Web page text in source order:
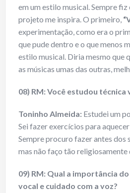
em um estilo musical. Sempre fiz
projeto me inspira. O primeiro,
experimentação, como era o
que pude dentro e o que menos
estilo musical. Diria mesmo que
as músicas umas das outras,
08) RM: Você estudou técnica
Toninho Almeida: Estudei um
Sei fazer exercícios para
Sempre procuro fazer antes dos
mas não faço tão religiosamente
09) RM: Qual a importância
vocal e cuidado com a voz?